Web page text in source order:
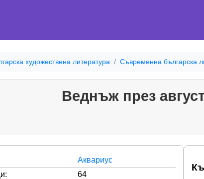
художествена литература Съвременна българска
Веднъж през
Аквариус
64